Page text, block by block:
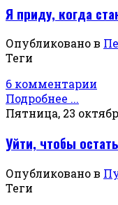
Я приду, когда
Опубликовано в
Теги
6 комментарии
Подробнее ...
Пятница, 23
Уйти, чтобы
Опубликовано в
Теги